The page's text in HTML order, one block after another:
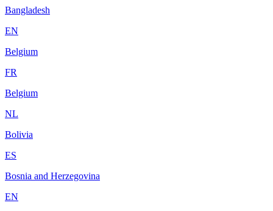
Bangladesh
EN
Belgium
FR
Belgium
NL
Bolivia
ES
Bosnia and Herzegovina
EN